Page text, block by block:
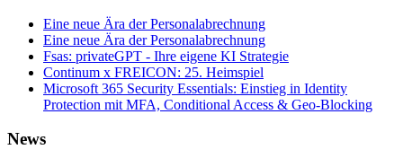
Eine neue Ära der Personalabrechnung
Eine neue Ära der Personalabrechnung
Fsas: privateGPT - Ihre eigene KI Strategie
Continum x FREICON: 25. Heimspiel
Microsoft 365 Security Essentials: Einstieg in Identity
Protection mit MFA, Conditional Access & Geo‑Blocking
News